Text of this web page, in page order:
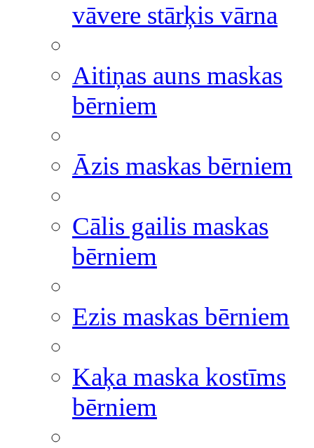
vāvere stārķis vārna
Aitiņas auns maskas
bērniem
Āzis maskas bērniem
Cālis gailis maskas
bērniem
Ezis maskas bērniem
Kaķa maska kostīms
bērniem